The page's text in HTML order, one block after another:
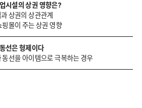
시설의 상권 영향은?
상권의 상관관계
핑몰이 주는 상권 영향
선은 형제이다
동선을 아이템으로 극복하는 경우